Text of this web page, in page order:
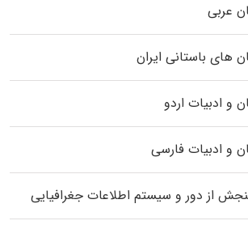
عربی
های باستانی ایران
و ادبیات اردو
و ادبیات فارسی
از دور و سیستم اطلاعات جغرافیایی